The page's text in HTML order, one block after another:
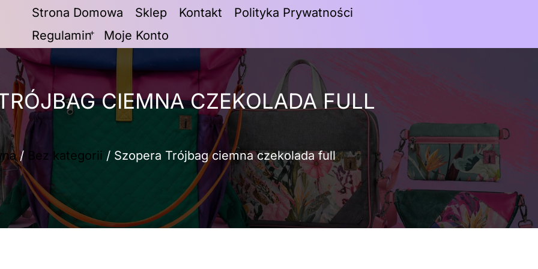
Strona Domowa Sklep Kontakt
Polityka Prywatności
Regulamin
Moje Konto
CIEMNA CZEKOLADA FULL
/ Bez kategorii / Szopera Trójbag ciemna czekolada full